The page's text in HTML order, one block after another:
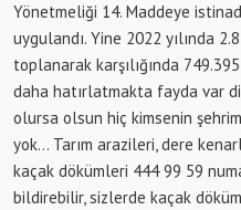
Yönetmeliği 14. Maddeye
uygulandı. Yine 2022 yılında
toplanarak karşılığında
daha hatırlatmakta fayda var
olursa olsun hiç kimsenin
yok… Tarım arazileri, dere
kaçak dökümleri 444 99 59
bildirebilir, sizlerde kaçak